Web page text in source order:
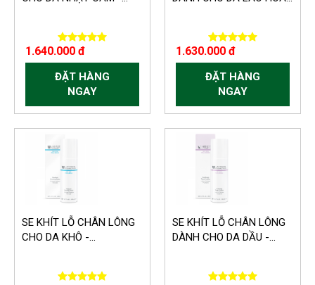
1.640.000 đ
ĐẶT HÀNG
NGAY
1.630.000 đ
ĐẶT HÀNG
NGAY
SE KHÍT LỖ CHÂN LÔNG
CHO DA KHÔ -...
SE KHÍT LỖ CHÂN LÔNG
DÀNH CHO DA DẦU -...